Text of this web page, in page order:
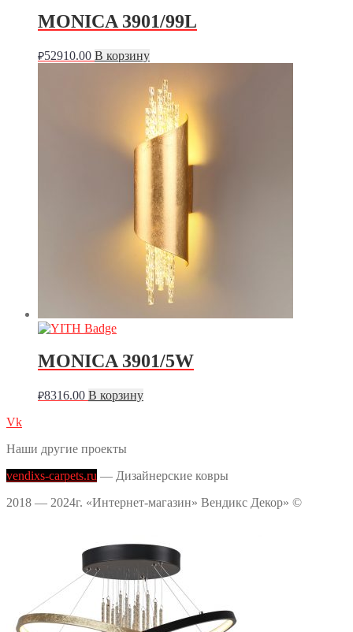
MONICA 3901/99L
₽52910.00 В корзину
MONICA 3901/5W
₽8316.00 В корзину
Vk
Наши другие проекты
vendixs-carpets.ru — Дизайнерские ковры
2018 — 2024г. «Интернет-магазин» Вендикс Декор» ©